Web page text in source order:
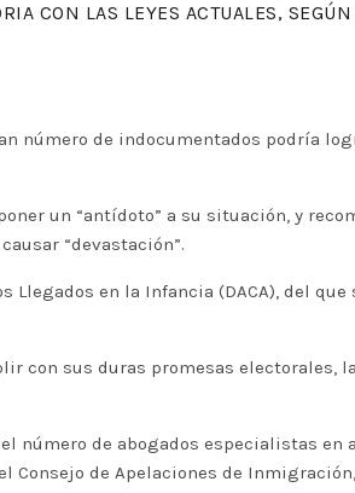
CON LAS LEYES ACTUALES,
número de indocumentados podría
un “antídoto” a su situación, y
“devastación”.
en la Infancia (DACA), del que
con sus duras promesas electorales,
número de abogados especialistas en
de Apelaciones de